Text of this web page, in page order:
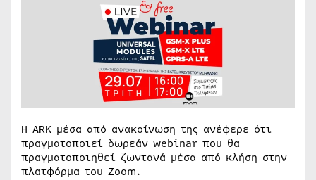
Η ARK μέσα από ανακοίνωση της ανέφερε ότι
πραγματοποιεί δωρεάν webinar που θα
πραγματοποιηθεί ζωντανά μέσα από κλήση στην
πλατφόρμα του Zoom.